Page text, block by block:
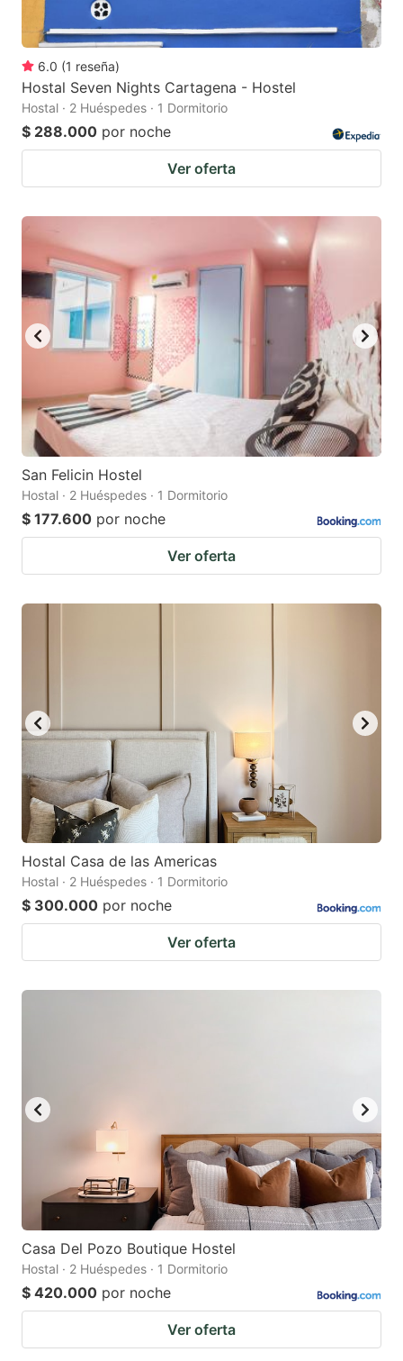
6.0 (1 reseña)
Hostal Seven Nights Cartagena - Hostel
Hostal · 2 Huéspedes · 1 Dormitorio
$ 288.000 por noche
Ver oferta
San Felicin Hostel
Hostal · 2 Huéspedes · 1 Dormitorio
$ 177.600 por noche
Ver oferta
Hostal Casa de las Americas
Hostal · 2 Huéspedes · 1 Dormitorio
$ 300.000 por noche
Ver oferta
Casa Del Pozo Boutique Hostel
Hostal · 2 Huéspedes · 1 Dormitorio
$ 420.000 por noche
Ver oferta